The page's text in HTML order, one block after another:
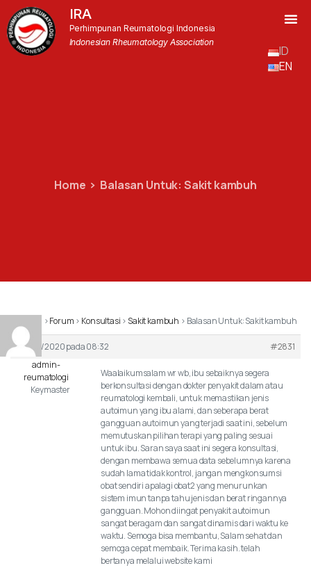
IRA
Perhimpunan Reumatologi Indonesia
Indonesian Rheumatology Association
ID
EN
Home Balasan Untuk: Sakit kambuh
›Forum › Konsultasi ›Sakit kambuh › Balasan Untuk: Sakit kambuh
6/May/2020 pada 08:32
#2831
admin-
reumatologi
Keymaster
Waalaikumsalam wr wb, ibu sebaiknya segera
berkonsultasi dengan dokter penyakit dalam atau
reumatologi kembali, untuk memastikan jenis
autoimun yang ibu alami, dan seberapa berat
gangguan autoimun yang terjadi saat ini, sebelum
memutuskan pilihan terapi yang paling sesuai
untuk ibu. Saran saya saat ini segera konsultasi,
dengan membawa semua data sebelumnya karena
sudah lama tidak kontrol, jangan mengkonsumsi
obat sendiri apalagi obat2 yang menurunkan
sistem imun tanpa tahu jenis dan berat ringannya
gangguan. Mohon diingat penyakit autoimun
sangat beragam dan sangat dinamis dari waktu ke
waktu. Semoga bisa membantu, Salam sehat dan
semoga cepat membaik. Terima kasih. telah
bertanya melalui website kami